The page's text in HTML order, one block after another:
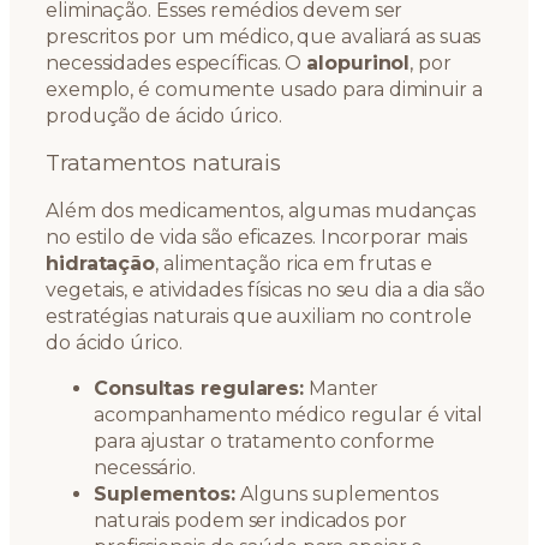
eliminação. Esses remédios devem ser
prescritos por um médico, que avaliará as suas
necessidades específicas. O alopurinol, por
exemplo, é comumente usado para diminuir a
produção de ácido úrico.
Tratamentos naturais
Além dos medicamentos, algumas mudanças
no estilo de vida são eficazes. Incorporar mais
hidratação, alimentação rica em frutas e
vegetais, e atividades físicas no seu dia a dia são
estratégias naturais que auxiliam no controle
do ácido úrico.
Consultas regulares: Manter
acompanhamento médico regular é vital
para ajustar o tratamento conforme
necessário.
Suplementos:Alguns suplementos
naturais podem ser indicados por